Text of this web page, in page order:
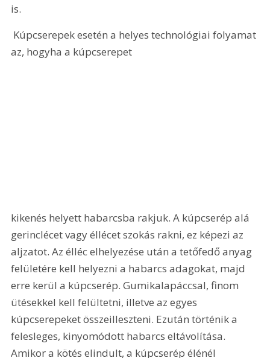
is.
az, hogyha a kúpcserepet
kikenés helyett habarcsba rakjuk. A kúpcserép alá
gerinclécet vagy éllécet szokás rakni, ez képezi az
aljzatot. Az élléc elhelyezése után a tetőfedő anyag
felületére kell helyezni a habarcs adagokat, majd
erre kerül a kúpcserép. Gumikalapáccsal, finom
ütésekkel kell felültetni, illetve az egyes
kúpcserepeket összeilleszteni. Ezután történik a
felesleges, kinyomódott habarcs eltávolítása.
Amikor a kötés elindult, a kúpcserép élénél